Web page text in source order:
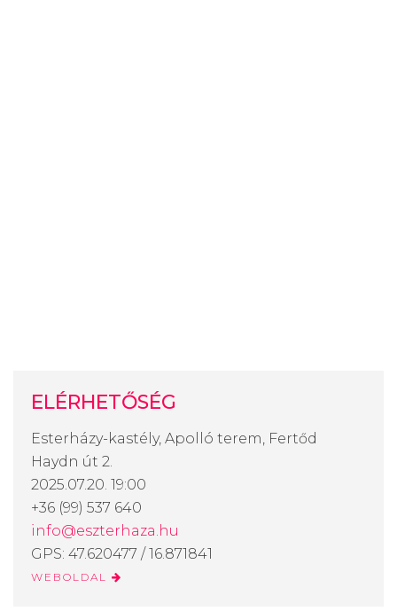
ELÉRHETŐSÉG
Esterházy-kastély, Apolló terem, Fertőd
Haydn út 2.
2025.07.20. 19:00
+36 (99) 537 640
info@eszterhaza.hu
GPS: 47.620477 / 16.871841
WEBOLDAL